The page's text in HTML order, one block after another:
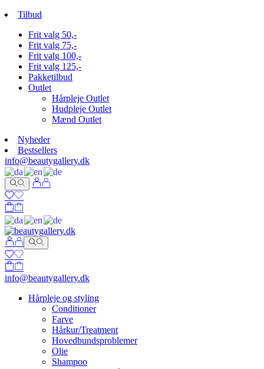
Tilbud
Frit valg 50,-
Frit valg 75,-
Frit valg 100,-
Frit valg 125,-
Pakketilbud
Outlet
Hårpleje Outlet
Hudpleje Outlet
Mænd Outlet
Nyheder
Bestsellers
info@beautygallery.dk
info@beautygallery.dk
Hårpleje og styling
Conditioner
Farve
Hårkur/Treatment
Hovedbundsproblemer
Olie
Shampoo